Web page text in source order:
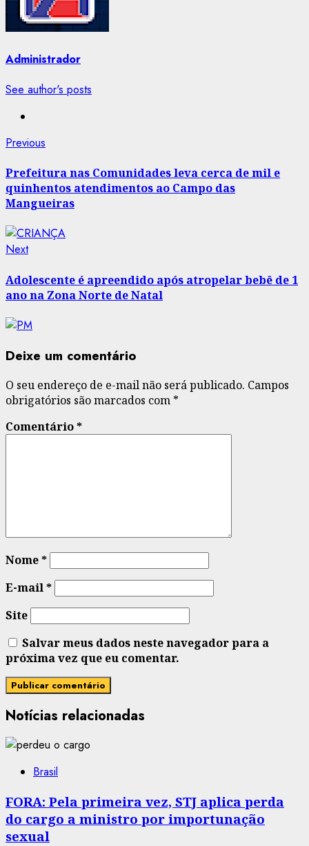
Administrador
See author's posts
Post
navigation
Previous
Prefeitura nas Comunidades leva cerca de mil e
quinhentos atendimentos ao Campo das
Mangueiras
NextNext
Adolescente é apreendido após atropelar bebê de 1
ano na Zona Norte de Natal
Deixe um comentário
O seu endereço de e-mail não será publicado. Campos
obrigatórios são marcados com *
Comentário*
Nome*
E-mail*
Site
Salvar meus dados neste navegador para a
próxima vez que eu comentar.
Notícias relacionadas
Brasil
FORA: Pela primeira vez, STJ aplica perda
do cargo a ministro por importunação
sexual